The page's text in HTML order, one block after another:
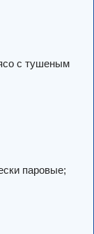
с тушеным
паровые;